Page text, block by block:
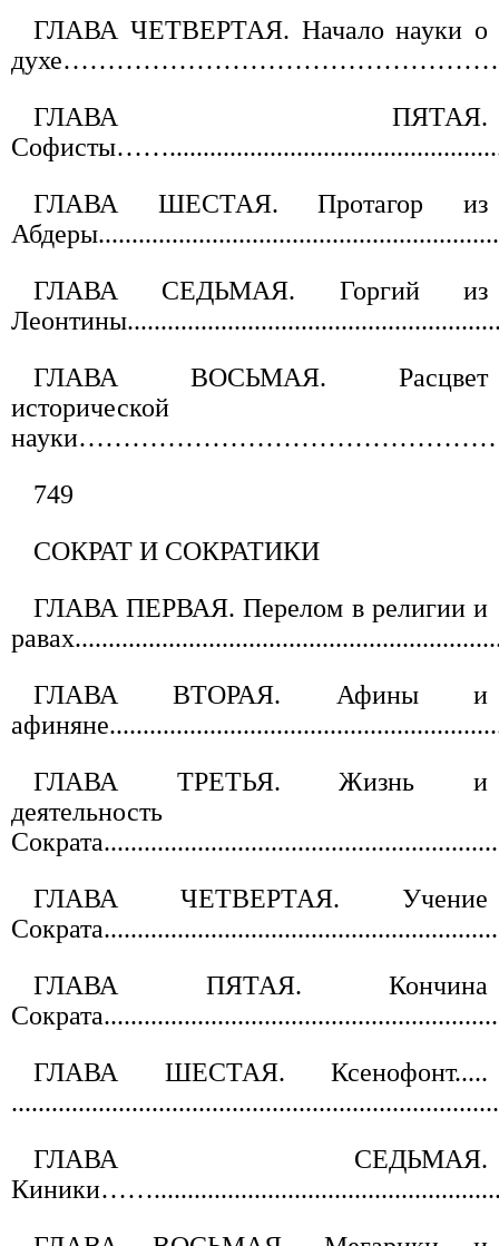
ГЛАВА ЧЕТВЕРТАЯ. Начало науки о
ГЛАВА ПЯТАЯ.
ГЛАВА ШЕСТАЯ. Протагор из
ГЛАВА СЕДЬМАЯ. Горгий из
ГЛАВА ВОСЬМАЯ. Расцвет
исторической
749
СОКРАТ И СОКРАТИКИ
ГЛАВА ПЕРВАЯ. Перелом в религии и
ГЛАВА ВТОРАЯ. Афины и
ГЛАВА ТРЕТЬЯ. Жизнь и
деятельность
ГЛАВА ЧЕТВЕРТАЯ. Учение
ГЛАВА ПЯТАЯ. Кончина
ГЛАВА ШЕСТАЯ. Ксенофонт.....
ГЛАВА СЕДЬМАЯ.